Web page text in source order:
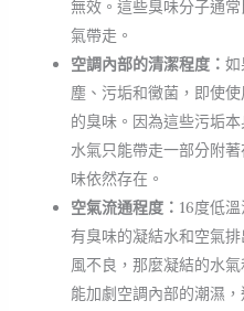
無效。這些臭味分子通
氣帶走。
空調內部的清潔程度： 如
塵、污垢和黴菌，即使
的臭味。因為這些污垢
水氣只能帶走一部分附
味依然存在。
空氣流通程度： 16度低
有臭味的凝結水和空氣
風不良，那麼凝結的水
能加劇空調內部的潮濕